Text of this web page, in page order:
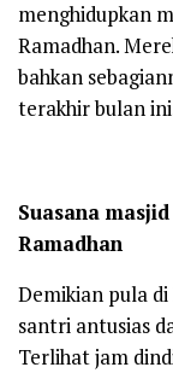
menghidupkan
Ramadhan.
bahkan
terakhir bulan
Suasana
Ramadhan
Demikian pula
santri antusias
Terlihat jam